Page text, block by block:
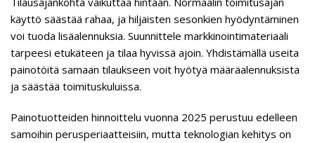
käyttö säästää rahaa, ja hiljaisten sesonkien hyödyntäminen
voi tuoda lisäalennuksia. Suunnittele markkinointimateriaali
tarpeesi etukäteen ja tilaa hyvissä ajoin. Yhdistämällä useita
painotöitä samaan tilaukseen voit hyötyä määräalennuksista
ja säästää toimituskuluissa.
Painotuotteiden hinnoittelu vuonna 2025 perustuu edelleen
samoihin perusperiaatteisiin, mutta teknologian kehitys on